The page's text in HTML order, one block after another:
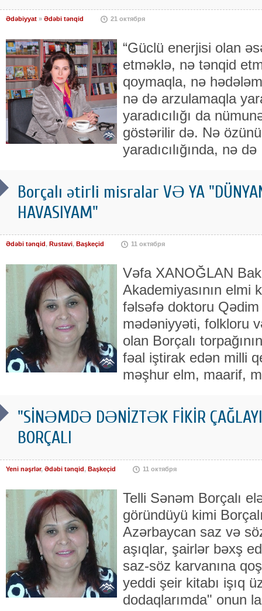
Ədəbiyyat » Ədəbi tənqid 21 октября
“Güclü enerjisi olan
etməklə, nə tənqid
qoymaqla, nə
nə də arzulamaqla
yaradıcılığı da
göstərilir də. Nə
yaradıcılığında, nə də
Borçalı ətirli misralar VƏ YA
HAVASIYAM"
Ədəbi tənqid, Rustavi, Başkeçid 11 октября
Vəfa XANOĞLAN
Akademiyasının elmi
fəlsəfə doktoru
mədəniyyəti, folkloru
olan Borçalı
fəal iştirak edən milli
məşhur elm, maarif,
"SİNƏMDƏ DƏNİZTƏK FİKİR
BORÇALI
Yeni nəşrlər, Ədəbi tənqid, Başkeçid 11 октября
Telli Sənəm Borçalı
göründüyü kimi
Azərbaycan saz və
aşıqlar, şairlər bəxş
saz-söz karvanına
yeddi şeir kitabı işıq
dodaqlarımda" onun